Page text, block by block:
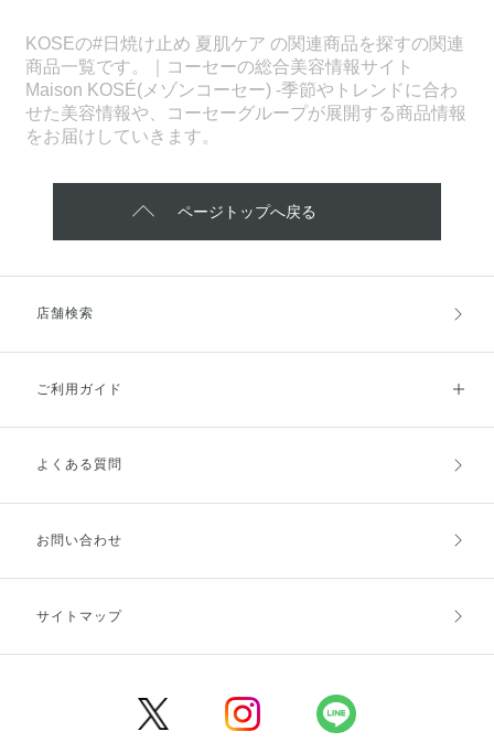
KOSEの#日焼け止め 夏肌ケア の関連商品を探すの関連
商品一覧です。｜コーセーの総合美容情報サイト
Maison KOSÉ(メゾンコーセー) -季節やトレンドに合わ
せた美容情報や、コーセーグループが展開する商品情報
をお届けしていきます。
ページトップへ戻る
店舗検索
ご利用ガイド
ご利用ガイドトップ
お支払方法
キャンセル・返品・交換
よくある質問
お問い合わせ
サイトマップ